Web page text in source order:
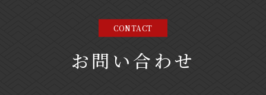
CONTACT
お問い合わせ